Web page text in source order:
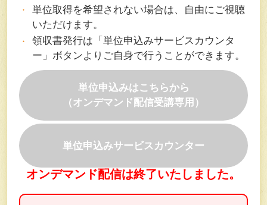
単位取得を希望されない場合は、自由にご視聴
いただけます。
領収書発行は「単位申込みサービスカウンタ
ー」ボタンよりご自身で行うことができます。
単位申込みはこちらから
（オンデマンド配信受講専用）
単位申込みサービスカウンター
オンデマンド配信は終了いたしました。